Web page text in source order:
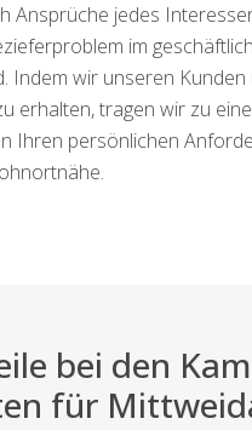
jedes
im
wir unseren Kunden
erhalten, tragen wir zu
Ihren persönlichen
bei den
für